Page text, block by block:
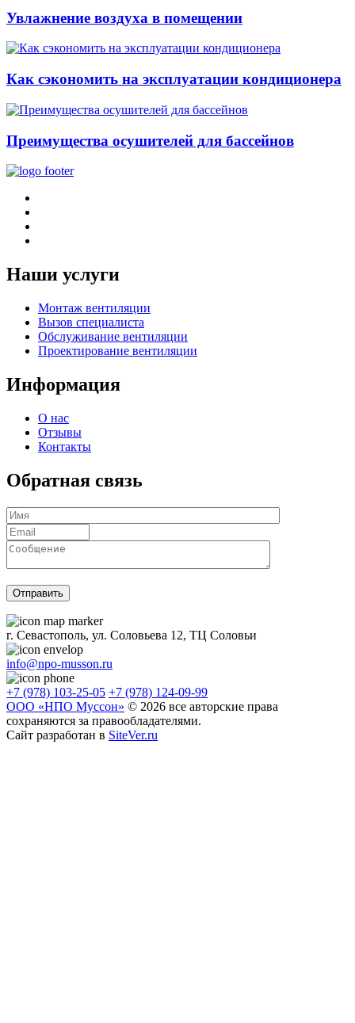
Увлажнение воздуха в помещении
Как сэкономить на эксплуатации кондиционера
Преимущества осушителей для бассейнов
Наши услуги
Монтаж вентиляции
Вызов специалиста
Обслуживание вентиляции
Проектирование вентиляции
Информация
О нас
Отзывы
Контакты
Обратная связь
г. Севастополь, ул. Соловьева 12, ТЦ Соловьи
info@npo-musson.ru
+7 (978) 103-25-05 +7 (978) 124-09-99
ООО «НПО Муссон» © 2026 все авторские права
сохраняются за правообладателями.
Сайт разработан в SiteVer.ru